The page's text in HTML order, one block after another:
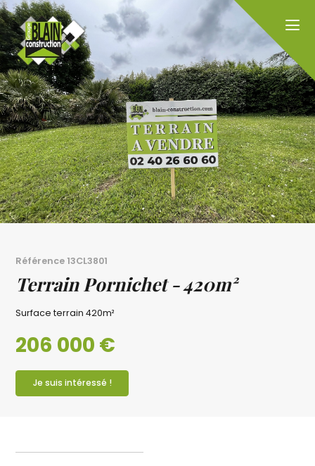
Référence 13CL3801
Terrain Pornichet - 420m²
Surface terrain420m²
206 000 €
Je suis intéressé !